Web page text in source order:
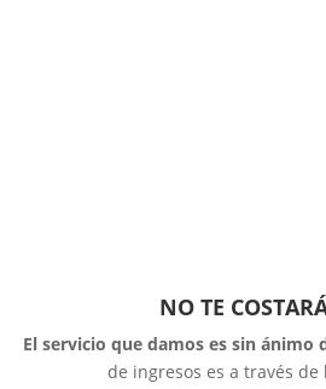
NO TE
El servicio que damos es sin ánimo
de ingresos es a través